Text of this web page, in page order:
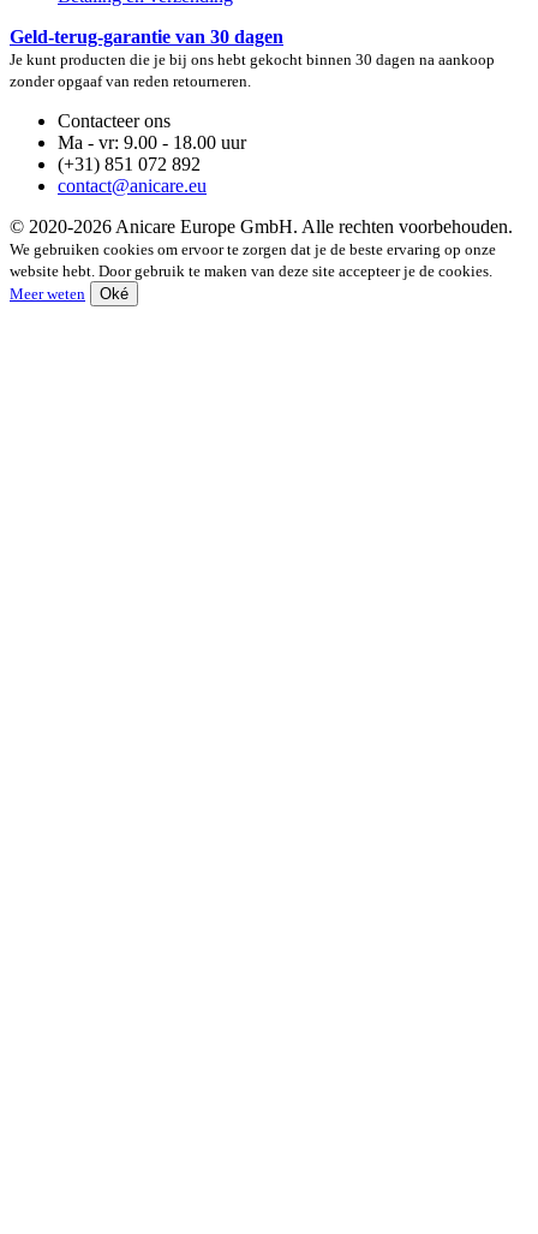
Geld-terug-garantie van 30 dagen
Je kunt producten die je bij ons hebt gekocht binnen 30 dagen na aankoop
zonder opgaaf van reden retourneren.
Contacteer ons
Ma - vr: 9.00 - 18.00 uur
(+31) 851 072 892
contact@anicare.eu
© 2020-2026 Anicare Europe GmbH. Alle rechten voorbehouden.
We gebruiken cookies om ervoor te zorgen dat je de beste ervaring op onze
website hebt. Door gebruik te maken van deze site accepteer je de cookies.
Meer weten
Oké